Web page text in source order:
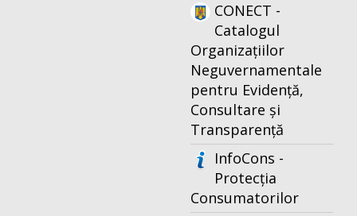
CONECT -
Catalogul
Organizațiilor
Neguvernamentale
pentru Evidență,
Consultare și
Transparență
InfoCons -
Protecția
Consumatorilor